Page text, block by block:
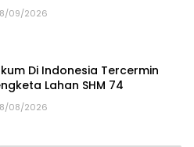
09/2026
Di Indonesia Tercermin
Lahan SHM 74
08/2026